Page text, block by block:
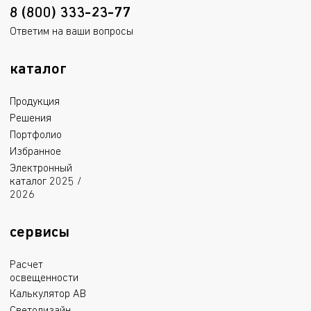
8 (800) 333-23-77
Ответим на ваши вопросы
каталог
Продукция
Решения
Портфолио
Избранное
Электронный
каталог 2025 /
2026
сервисы
Расчет
освещенности
Калькулятор АВ